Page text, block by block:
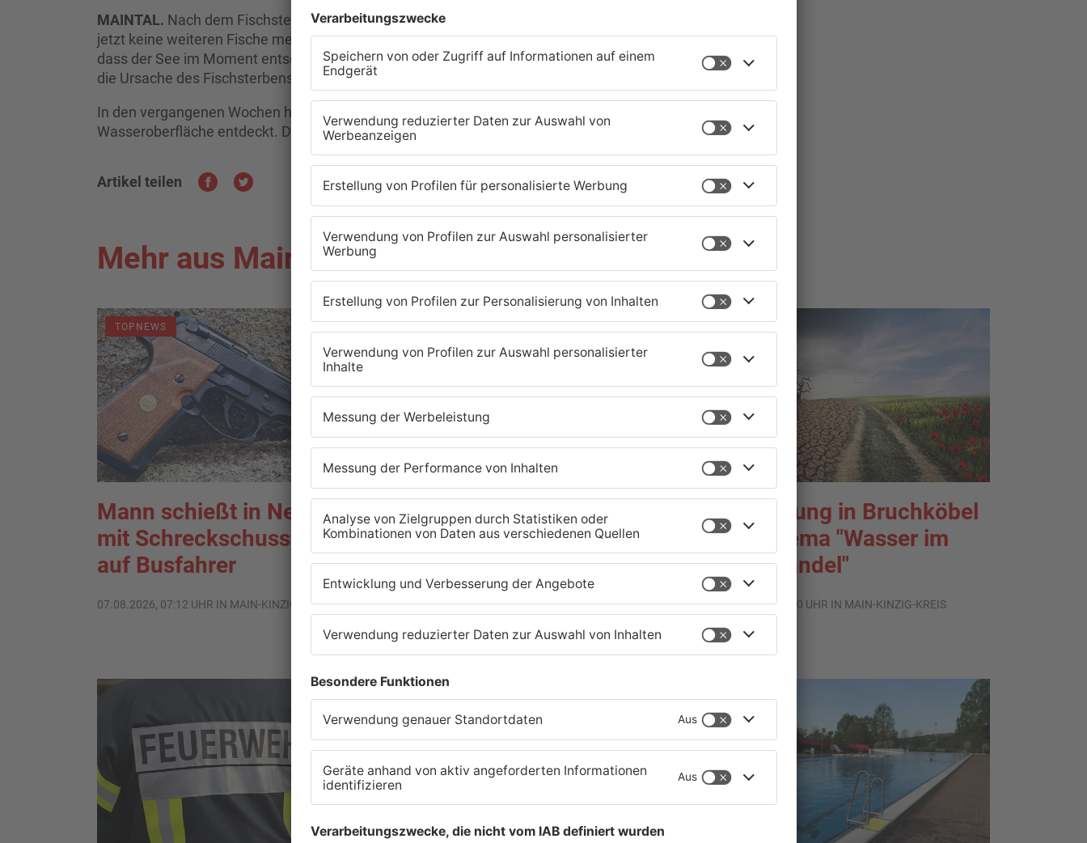
MAINTAL. Nach dem Fischsterben im Maintaler Surfsee in den letzten Wochen sind Stand
jetzt keine weiteren Fische mehr verendet. Das gab die Stadt bekannt. Fest steht auch,
dass der See im Moment entschlammt wird, um alte Schadstoffe herauszufiltern, ist nicht
die Ursache des Fischsterbens.
In den vergangenen Wochen hatten Passanten mehrere größere tote Fische an der
Wasseroberfläche entdeckt. Die Untersuchung zur Ursache des Fischsterbens läuft weiter.
Artikel teilen
Mehr aus Main-Kinzig-Kreis
TOPNEWS
Mann schießt in Neuberg
mit Schreckschusswaffe
auf Busfahrer
07.08.2026, 07:12 UHR IN MAIN-KINZIG-KREIS
Schwerer Unfall zwischen
Langenselbolder Dreieck
und Hanauer Kreuz
07.08.2026, 07:07 UHR IN MAIN-KINZIG-KREIS
Ausstellung in Bruchköbel
zum Thema "Wasser im
Klimawandel"
07.08.2026, 05:00 UHR IN MAIN-KINZIG-KREIS